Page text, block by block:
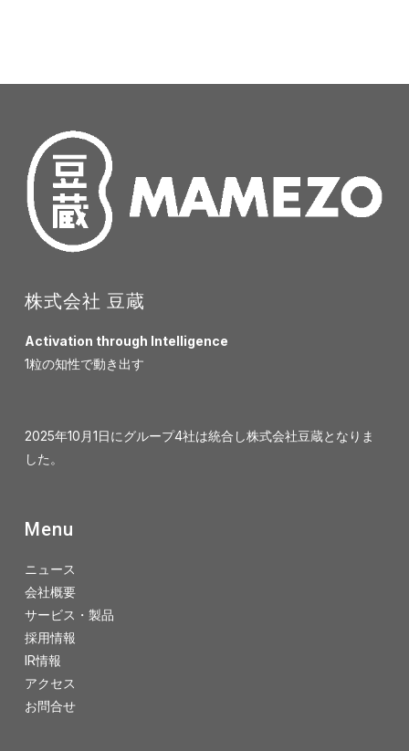
株式会社 豆蔵
Activation through Intelligence
1粒の知性で動き出す
2025年10月1日にグループ4社は統合し株式会社豆蔵となりま
した。
Menu
ニュース
会社概要
サービス・製品
採用情報
IR情報
アクセス
お問合せ